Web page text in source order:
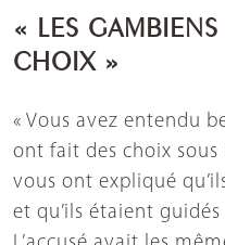
« LES GAMBIENS
CHOIX »
« Vous avez entendu
ont fait des choix sous
vous ont expliqué
et qu’ils étaient